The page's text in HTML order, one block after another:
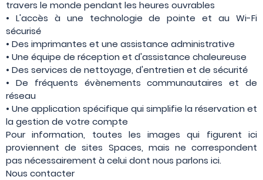
travers le monde pendant les heures ouvrables
• L'accès à une technologie de pointe et au Wi-Fi
sécurisé
• Des imprimantes et une assistance administrative
• Une équipe de réception et d'assistance chaleureuse
• Des services de nettoyage, d'entretien et de sécurité
• De fréquents évènements communautaires et de
réseau
• Une application spécifique qui simplifie la réservation et
la gestion de votre compte
Pour information, toutes les images qui figurent ici
proviennent de sites Spaces, mais ne correspondent
pas nécessairement à celui dont nous parlons ici.
Nous contacter